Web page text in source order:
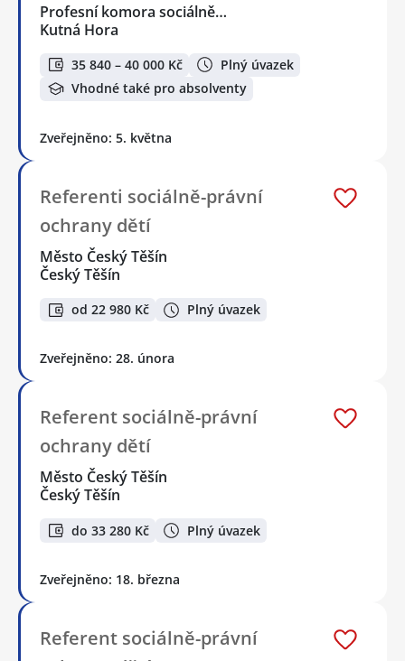
Profesní komora sociálně…
Kutná Hora
35 840 – 40 000 Kč
Plný úvazek
Vhodné také pro absolventy
Zveřejněno: 5. května
Referenti sociálně-právní
ochrany dětí
Město Český Těšín
Český Těšín
od 22 980 Kč Plný úvazek
Zveřejněno: 28. února
Referent sociálně-právní
ochrany dětí
Město Český Těšín
Český Těšín
do 33 280 Kč Plný úvazek
Zveřejněno: 18. března
Referent sociálně-právní